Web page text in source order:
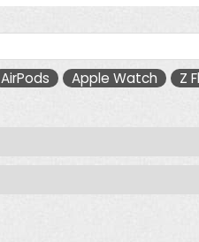
AirPods Apple Watch Z